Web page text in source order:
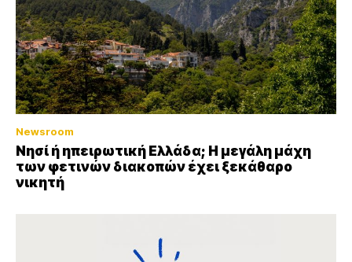
Newsroom
Νησί ή ηπειρωτική Ελλάδα; Η μεγάλη μάχη
των φετινών διακοπών έχει ξεκάθαρο
νικητή